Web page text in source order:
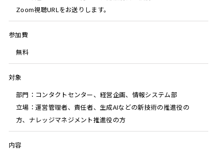
Zoom視聴URLをお送りします。
参加費
無料
対象
部門：コンタクトセンター、経営企画、情報システム部
立場：運営管理者、責任者、生成AIなどの新技術の推進役の
方、ナレッジマネジメント推進役の方
内容